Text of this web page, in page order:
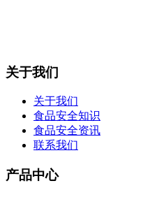
关于我们
关于我们
食品安全知识
食品安全资讯
联系我们
产品中心